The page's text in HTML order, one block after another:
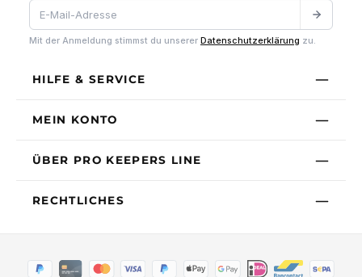
Mit der Anmeldung stimmst du unserer Datenschutzerklärung zu.
HILFE & SERVICE
MEIN KONTO
ÜBER PRO KEEPERS LINE
RECHTLICHES